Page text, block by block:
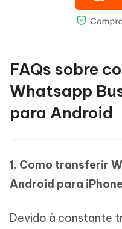
FAQs sobre
Whatsapp
para Android
1. Como transferir
Android para
Devido à constante